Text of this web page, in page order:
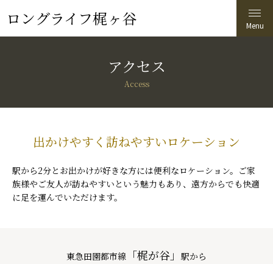
ロングライフ梶ヶ谷
アクセス
Access
出かけやすく訪ねやすいロケーション
駅から2分とお出かけが好きな方には便利なロケーション。ご家
族様やご友人が訪ねやすいという魅力もあり、遠方からでも快適
に足を運んでいただけます。
東急田園都市線 「梶が谷」 駅から